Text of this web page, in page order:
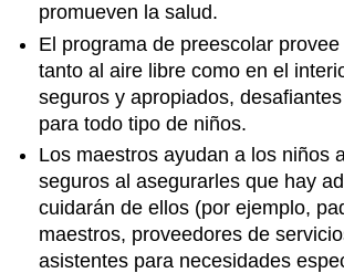
promueven la salud.
El programa de preescolar
tanto al aire libre como en el
seguros y apropiados,
para todo tipo de niños.
Los maestros ayudan a los niños
seguros al asegurarles que hay
cuidarán de ellos (por ejemplo,
maestros, proveedores de
asistentes para necesidades